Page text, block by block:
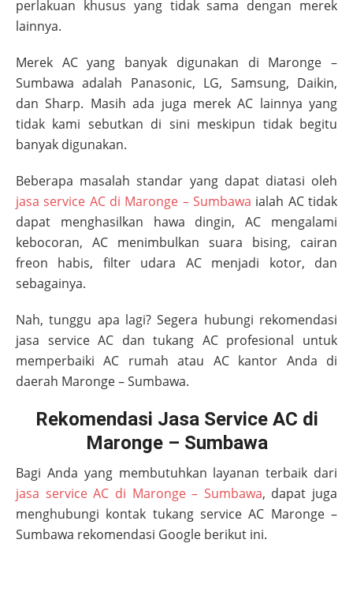
perlakuan khusus yang tidak sama dengan merek
lainnya.
Merek AC yang banyak digunakan di Maronge –
Sumbawa adalah Panasonic, LG, Samsung, Daikin,
dan Sharp. Masih ada juga merek AC lainnya yang
tidak kami sebutkan di sini meskipun tidak begitu
banyak digunakan.
Beberapa masalah standar yang dapat diatasi oleh
jasa service AC di Maronge – Sumbawa ialah AC tidak
dapat menghasilkan hawa dingin, AC mengalami
kebocoran, AC menimbulkan suara bising, cairan
freon habis, filter udara AC menjadi kotor, dan
sebagainya.
Nah, tunggu apa lagi? Segera hubungi rekomendasi
jasa service AC dan tukang AC profesional untuk
memperbaiki AC rumah atau AC kantor Anda di
daerah Maronge – Sumbawa.
Rekomendasi Jasa Service AC di
Maronge – Sumbawa
Bagi Anda yang membutuhkan layanan terbaik dari
jasa service AC di Maronge – Sumbawa, dapat juga
menghubungi kontak tukang service AC Maronge –
Sumbawa rekomendasi Google berikut ini.